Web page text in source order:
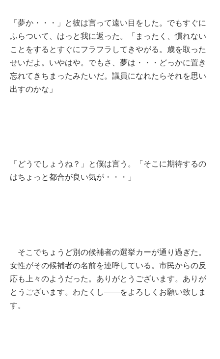
「夢か・・・」と彼は言って遠い目をした。でもすぐに
ふらついて、はっと我に返った。「まったく、慣れない
ことをするとすぐにフラフラしてきやがる。歳を取った
せいだよ。いやはや。でもさ、夢は・・・どっかに置き
忘れてきちまったみたいだ。議員になれたらそれを思い
出すのかな」
「どうでしょうね？」と僕は言う。「そこに期待するの
はちょっと都合が良い気が・・・」
そこでちょうど別の候補者の選挙カーが通り過ぎた。
女性がその候補者の名前を連呼している。市民からの反
応も上々のようだった。ありがとうございます。ありが
とうございます。わたくし――をよろしくお願い致しま
す。